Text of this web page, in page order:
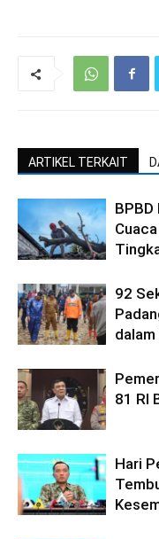
ARTIKEL TERKAIT
BPBD
92
dalam
81 RI
Hari